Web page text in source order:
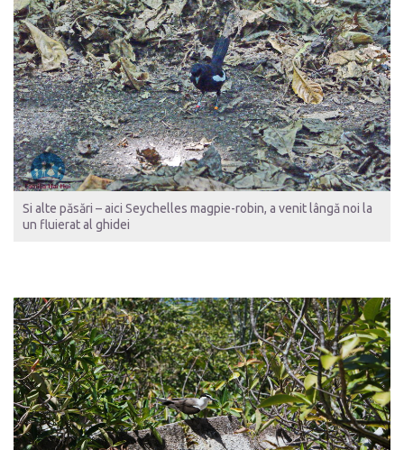
Si alte păsări – aici Seychelles magpie-robin, a venit lângă noi la
un fluierat al ghidei